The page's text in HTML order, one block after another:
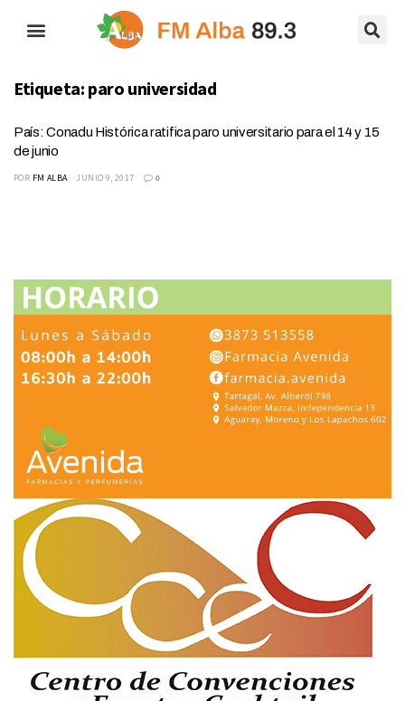
Etiqueta: paro universidad
País: Conadu Histórica ratifica paro universitario para el 14 y 15
de junio
POR FM ALBA JUNIO 9, 2017 0